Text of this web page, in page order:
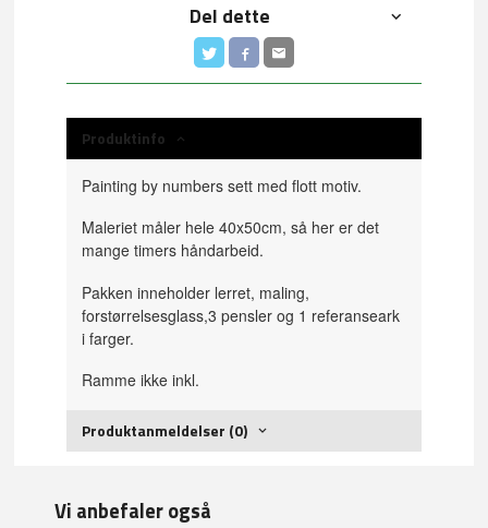
Del dette
Produktinfo
Painting by numbers sett med flott motiv.
Maleriet måler hele 40x50cm, så her er det
mange timers håndarbeid.
Pakken inneholder lerret, maling,
forstørrelsesglass,3 pensler og 1 referanseark
i farger.
Ramme ikke inkl.
Produktanmeldelser (0)
Vi anbefaler også